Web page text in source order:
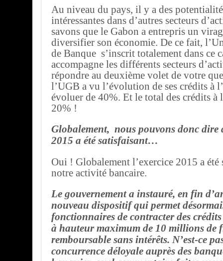
Au niveau du pays, il y a des
intéressantes dans d’autres secteurs
savons que le Gabon a entrepris un
diversifier son économie. De ce fait,
de Banque s’inscrit totalement dans ce
accompagne les différents secteurs
répondre au deuxième volet de votre
l’UGB a vu l’évolution de ses crédits à
évoluer de 40%. Et le total des crédits à
20% !
Globalement, nous pouvons donc dire
2015 a été satisfaisant…
Oui ! Globalement l’exercice 2015 a été
notre activité bancaire.
Le gouvernement a instauré, en fin
nouveau dispositif qui permet
fonctionnaires de contracter des
à hauteur maximum de 10 millions de
remboursable sans intérêts. N’est-ce
concurrence déloyale auprès des